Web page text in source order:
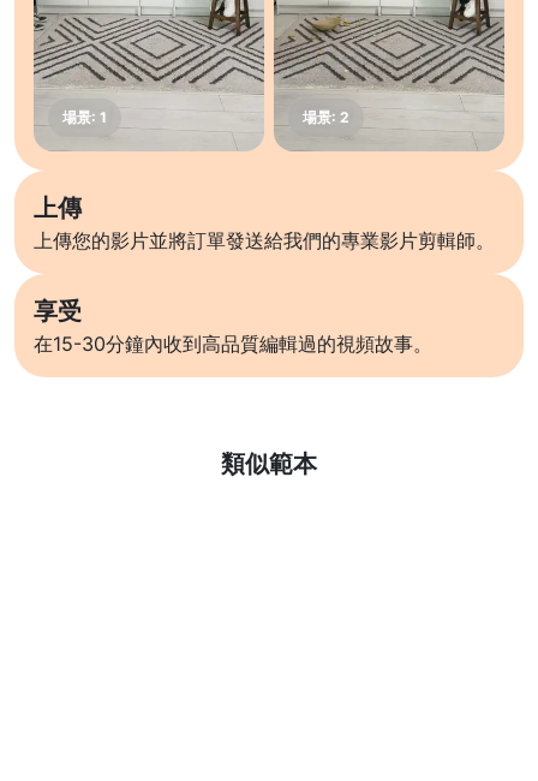
上傳
上傳您的影片並將訂單發送給我們的專業影片剪輯師。
享受
在15-30分鐘內收到高品質編輯過的視頻故事。
類似範本
了解更多